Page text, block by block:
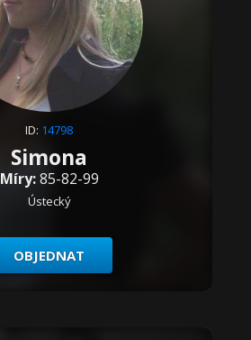
ID: 14798
Simona
Míry:85-82-99
Ústecký
OBJEDNAT